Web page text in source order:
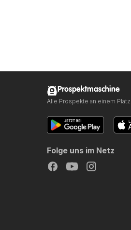
Prospektmaschine
Alle Prospekte an einem Platz
Folge uns im Netz